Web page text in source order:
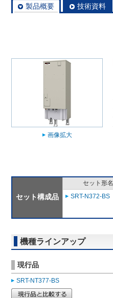
製品概要 技術資料
画像拡大
セット構成品
セット形名
SRT-N372-BS
機種ラインアップ
現行品
SRT-NT377-BS